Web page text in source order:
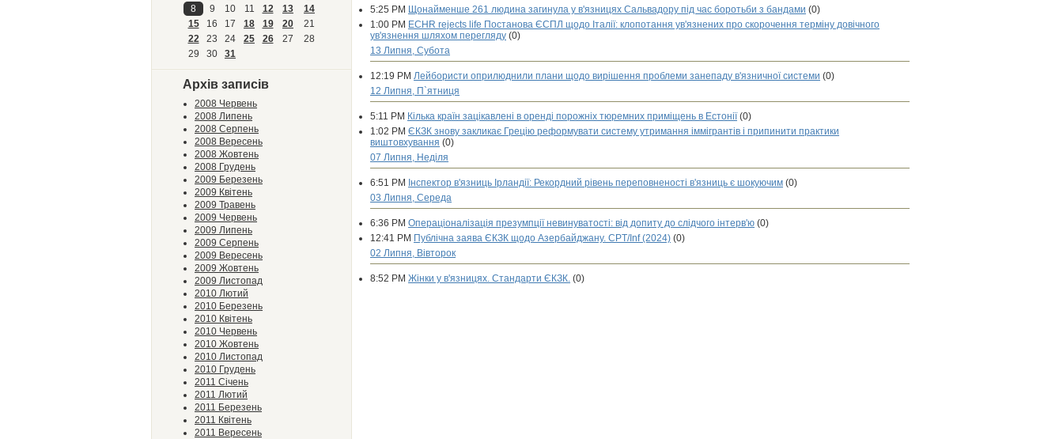
8
9 10 11 12 13
14
15
16 17 18 19 20
21
22
23 24 25 26 27
28
29
30 31
Архів записів
2008 Червень
2008 Липень
2008 Серпень
2008 Вересень
2008 Жовтень
2008 Грудень
2009 Березень
2009 Квітень
2009 Травень
2009 Червень
2009 Липень
2009 Серпень
2009 Вересень
2009 Жовтень
2009 Листопад
2010 Лютий
2010 Березень
2010 Квітень
2010 Червень
2010 Жовтень
2010 Листопад
2010 Грудень
2011 Січень
2011 Лютий
2011 Березень
2011 Квітень
2011 Вересень
5:25 PM Щонайменше 261 людина загинула у в'язницях Сальвадору під час боротьби з бандами (0)
1:00 PM ECHR rejects life Постанова ЄСПЛ щодо Італії: клопотання ув'язнених про скорочення терміну довічного
ув'язнення шляхом перегляду (0)
13 Липня, Субота
12:19 PM Лейбористи оприлюднили плани щодо вирішення проблеми занепаду в'язничної системи (0)
12 Липня, П`ятниця
5:11 PM Кілька країн зацікавлені в оренді порожніх тюремних приміщень в Естонії (0)
1:02 PM ЄКЗК знову закликає Грецію реформувати систему утримання іммігрантів і припинити практики
виштовхування (0)
07 Липня, Неділя
6:51 PM Інспектор в'язниць Ірландії: Рекордний рівень переповненості в'язниць є шокуючим (0)
03 Липня, Середа
6:36 PM Операціоналізація презумпції невинуватості: від допиту до слідчого інтерв'ю (0)
12:41 PM Публічна заява ЄКЗК щодо Азербайджану. CPT/Inf (2024) (0)
02 Липня, Вівторок
8:52 PM Жінки у в'язницях. Стандарти ЄКЗК. (0)